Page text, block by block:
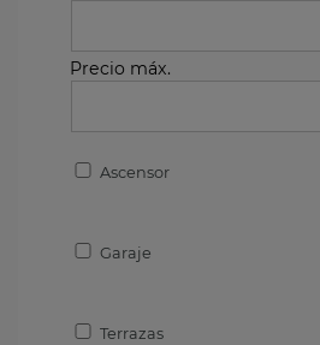
Precio máx.
Ascensor
Garaje
Terrazas